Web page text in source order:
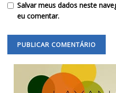
Salvar meus dados neste
eu comentar.